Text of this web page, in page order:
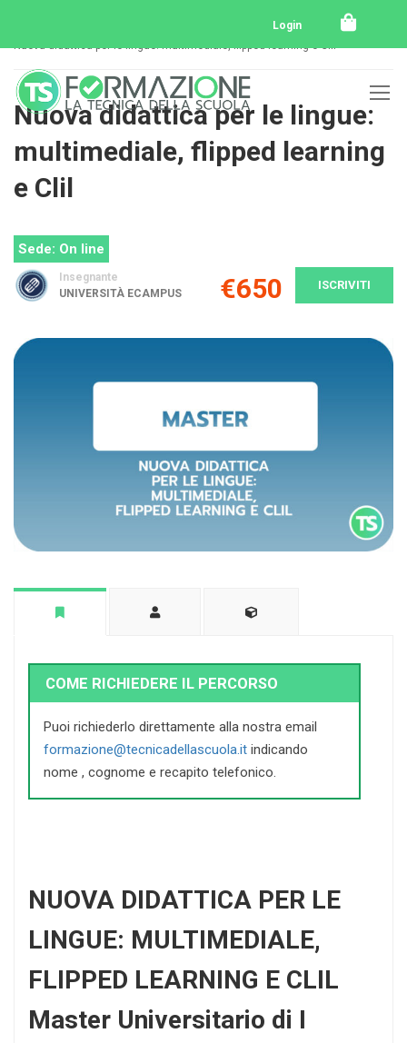
Login
Nuova didattica per le lingue: multimediale, flipped learning e Clil
Nuova didattica per le lingue:
multimediale, flipped learning
e Clil
Sede: On line
Insegnante
UNIVERSITÀ ECAMPUS
€650 ISCRIVITI
COME RICHIEDERE IL PERCORSO
Puoi richiederlo direttamente alla nostra email
formazione@tecnicadellascuola.it indicando
nome , cognome e recapito telefonico.
NUOVA DIDATTICA PER LE
LINGUE: MULTIMEDIALE,
FLIPPED LEARNING E CLIL
Master Universitario di I